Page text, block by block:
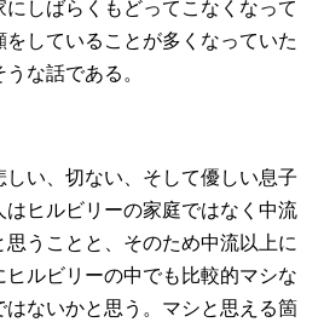
しばらくもどってこなくなって
していることが多くなっていた
な話である。
い、切ない、そして優しい息子
はヒルビリーの家庭ではなく中流
思うことと、そのため中流以上に
ヒルビリーの中でも比較的マシな
ないかと思う。マシと思える箇